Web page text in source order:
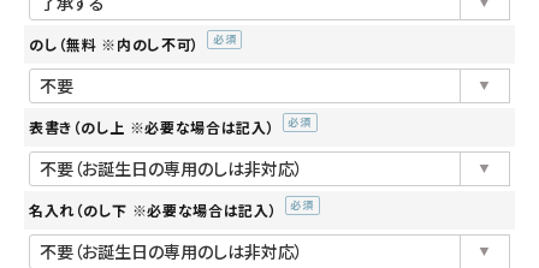
カートに入れる
のし（無料 ※内のし不可）
表書き（のし上 ※必要な場合は記入）
須)
名入れ（のし下 ※必要な場合は記入）
須)